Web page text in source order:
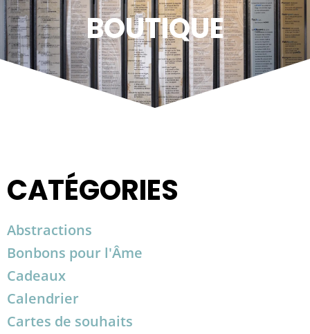
BOUTIQUE
CATÉGORIES
Abstractions
Bonbons pour l'Âme
Cadeaux
Calendrier
Cartes de souhaits